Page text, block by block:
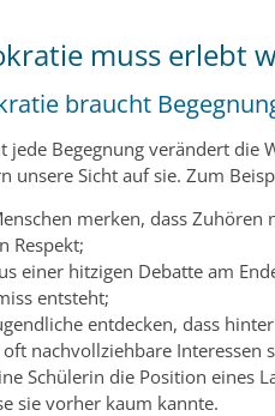
muss erlebt
braucht
jede Begegnung verändert die
unsere Sicht auf sie. Zum
merken, dass
Respekt;
einer hitzigen Debatte am
entsteht;
entdecken, dass
nachvollziehbare Interessen
Schülerin die Position eines
sie vorher kaum kannte.